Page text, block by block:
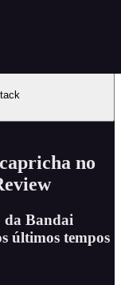
no
da Bandai
últimos tempos